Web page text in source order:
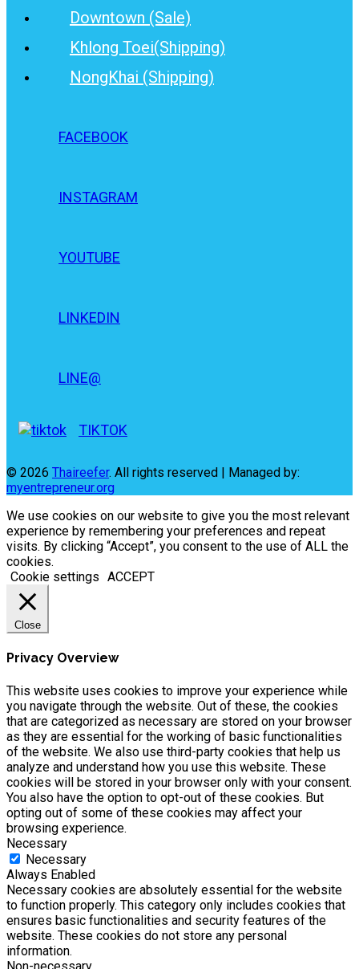
Downtown (Sale)
Khlong Toei(Shipping)
NongKhai (Shipping)
FACEBOOK
INSTAGRAM
YOUTUBE
LINKEDIN
LINE@
TIKTOK
© 2026 Thaireefer. All rights reserved | Managed by:
myentrepreneur.org
We use cookies on our website to give you the most relevant
experience by remembering your preferences and repeat
visits. By clicking “Accept”, you consent to the use of ALL the
cookies.
Cookie settings ACCEPT
Close
Privacy Overview
This website uses cookies to improve your experience while
you navigate through the website. Out of these, the cookies
that are categorized as necessary are stored on your browser
as they are essential for the working of basic functionalities
of the website. We also use third-party cookies that help us
analyze and understand how you use this website. These
cookies will be stored in your browser only with your consent.
You also have the option to opt-out of these cookies. But
opting out of some of these cookies may affect your
browsing experience.
Necessary
Necessary
Always Enabled
Necessary cookies are absolutely essential for the website
to function properly. This category only includes cookies that
ensures basic functionalities and security features of the
website. These cookies do not store any personal
information.